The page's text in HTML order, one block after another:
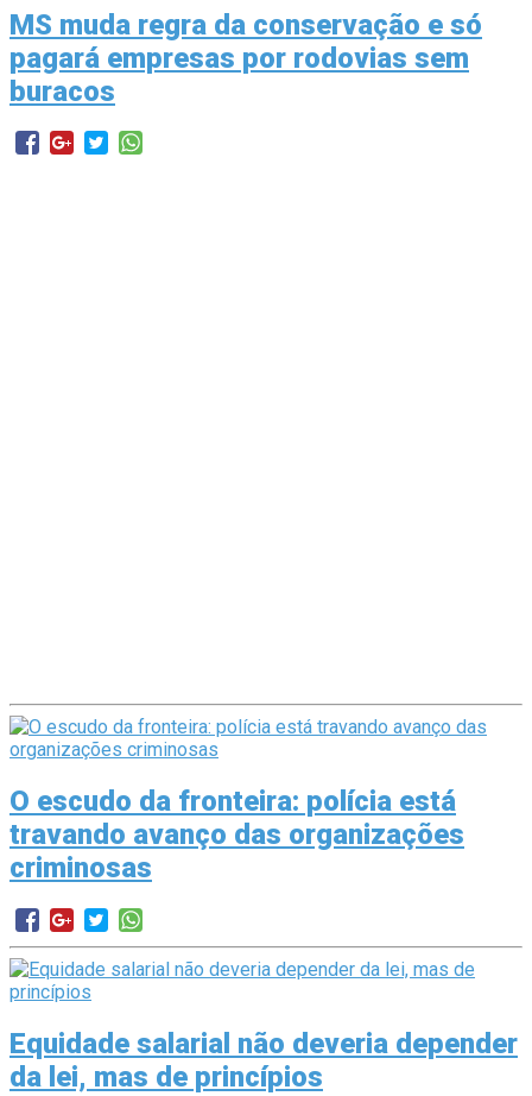
MS muda regra da conservação e só
pagará empresas por rodovias sem
buracos
O escudo da fronteira: polícia está
travando avanço das organizações
criminosas
Equidade salarial não deveria depender
da lei, mas de princípios